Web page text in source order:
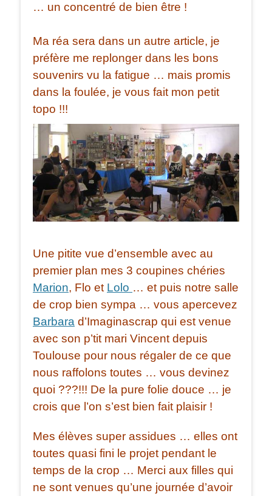
… un concentré de bien être !
Ma réa sera dans un autre article, je
préfère me replonger dans les bons
souvenirs vu la fatigue … mais promis
dans la foulée, je vous fait mon petit
topo !!!
Une pitite vue d’ensemble avec au
premier plan mes 3 coupines chéries
Marion, Flo et Lolo … et puis notre salle
de crop bien sympa … vous apercevez
Barbara d’Imaginascrap qui est venue
avec son p’tit mari Vincent depuis
Toulouse pour nous régaler de ce que
nous raffolons toutes … vous devinez
quoi ???!!! De la pure folie douce … je
crois que l’on s’est bien fait plaisir !
Mes élèves super assidues … elles ont
toutes quasi fini le projet pendant le
temps de la crop … Merci aux filles qui
ne sont venues qu’une journée d’avoir